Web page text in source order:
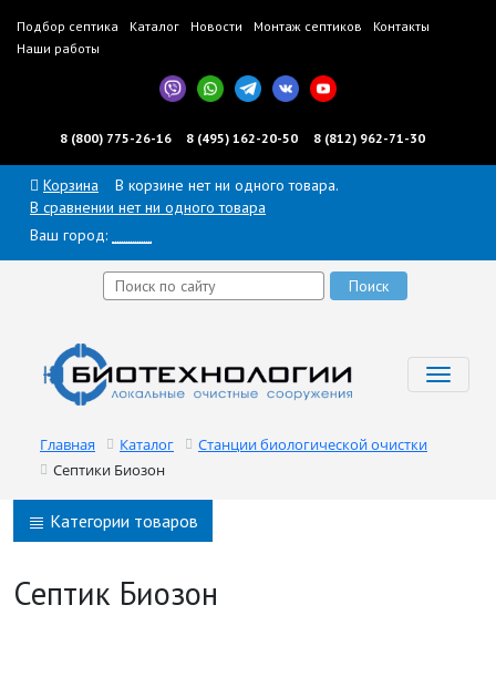
Подбор септика Каталог Новости Монтаж септиков
Контакты
Наши работы
8 (800) 775-26-16 8 (495) 162-20-50 8 (812) 962-71-30
Корзина
В корзине нет ни одного товара.
В сравнении нет ни одного товара
Ваш город:
Главная Каталог
Станции биологической очистки
Септики Биозон
Категории товаров
Септик Биозон